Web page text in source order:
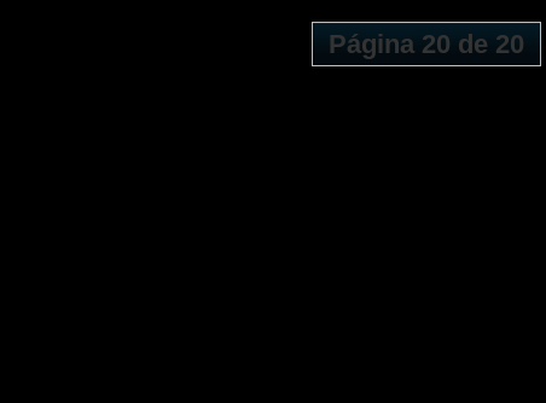
Página 20 de 20